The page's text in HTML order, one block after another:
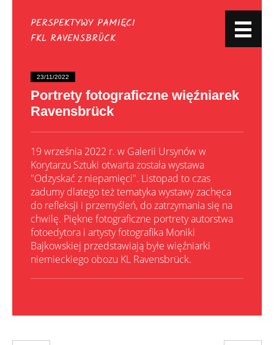
Archiwum Aktualności
YouTube
PERSPEKTYWY PAMIĘCI
FKL RAVENSBRÜCK
23/11/2022
Portrety fotograficzne więźniarek
Ravensbrück
19 września 2022 r. w Galerii Ursynów w
Korytarzu Sztuki otwarta została wystawa
"Odzyskać z niepamięci". Listopad to czas
zadumy dlatego też tematyka wystawy zachęca
do refleksji i przemyśleń, do zatrzymania się na
chwilę. Piękne fotograficzne portrety autorstwa
fotoedytora i artysty fotografika Moniki
Bajkowskiej przedstawiają byłe więźniarki
niemieckiego obozu KL Ravensbrück.